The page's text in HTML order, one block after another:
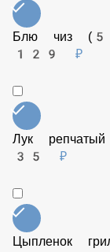
35 ₽